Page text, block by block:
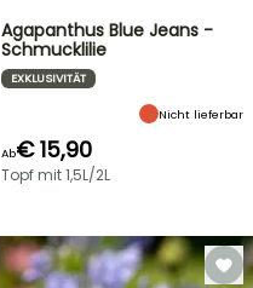
Agapanthus Blue Jeans -
Schmucklilie
EXKLUSIVITÄT
Nicht lieferbar
Ab€ 15,90
Topf mit 1,5L/2L